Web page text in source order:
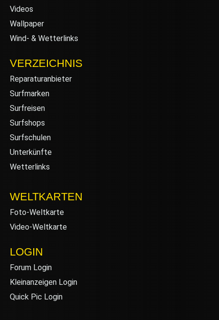
Videos
Wallpaper
Wind- & Wetterlinks
VERZEICHNIS
Reparaturanbieter
Surfmarken
Surfreisen
Surfshops
Surfschulen
Unterkünfte
Wetterlinks
WELTKARTEN
Foto-Weltkarte
Video-Weltkarte
LOGIN
Forum Login
Kleinanzeigen Login
Quick Pic Login